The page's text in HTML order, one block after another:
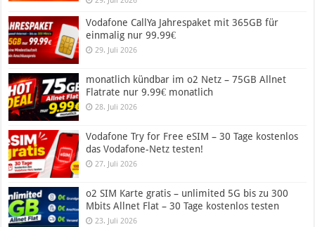
Vodafone CallYa Jahrespaket mit 365GB für
einmalig nur 99.99€
29. Juli 2026
monatlich kündbar im o2 Netz – 75GB Allnet
Flatrate nur 9.99€ monatlich
28. Juli 2026
Vodafone Try for Free eSIM – 30 Tage kostenlos
das Vodafone-Netz testen!
27. Juli 2026
o2 SIM Karte gratis – unlimited 5G bis zu 300
Mbits Allnet Flat – 30 Tage kostenlos testen
23. Juli 2026